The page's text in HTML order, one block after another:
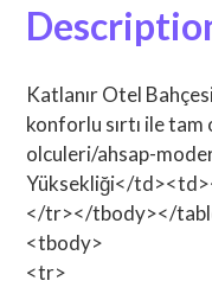
Katlanır Otel
konforlu sırtı ile
olculeri/ahsap-
Yüksekliği</
</tr></tbody></
<tbody>
<tr>